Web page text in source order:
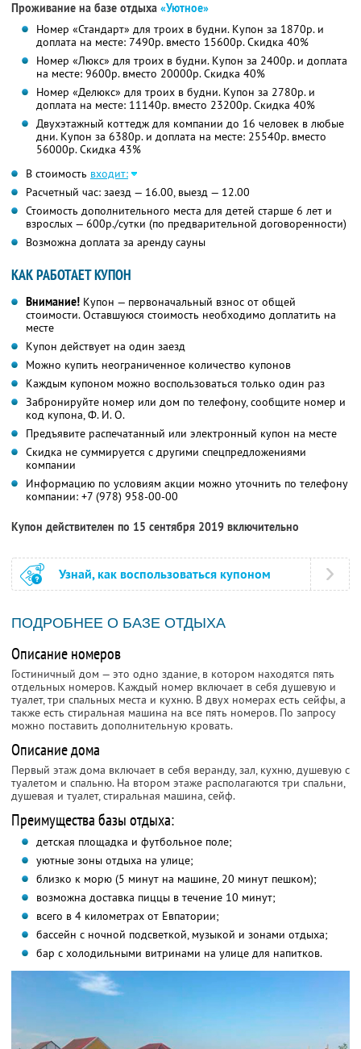
Проживание на базе отдыха «Уютное»
Номер «Стандарт» для троих в будни. Купон за 1870р. и
доплата на месте: 7490р. вместо 15600р. Скидка 40%
Номер «Люкс» для троих в будни. Купон за 2400р. и доплата
на месте: 9600р. вместо 20000р. Скидка 40%
Номер «Делюкс» для троих в будни. Купон за 2780р. и
доплата на месте: 11140р. вместо 23200р. Скидка 40%
Двухэтажный коттедж для компании до 16 человек в любые
дни. Купон за 6380р. и доплата на месте: 25540р. вместо
56000р. Скидка 43%
В стоимость входит:
Расчетный час: заезд — 16.00, выезд — 12.00
Стоимость дополнительного места для детей старше 6 лет и
взрослых — 600р./сутки (по предварительной договоренности)
Возможна доплата за аренду сауны
КАК РАБОТАЕТ КУПОН
Внимание! Купон — первоначальный взнос от общей
стоимости. Оставшуюся стоимость необходимо доплатить на
месте
Купон действует на один заезд
Можно купить неограниченное количество купонов
Каждым купоном можно воспользоваться только один раз
Забронируйте номер или дом по телефону, сообщите номер и
код купона,Ф. И. О.
Предъявите распечатанный или электронный купон на месте
Скидка не суммируется с другими спецпредложениями
компании
Информацию по условиям акции можно уточнить по телефону
компании: +7 (978) 958-00-00
Купон действителен по 15 сентября 2019 включительно
Узнай, как воспользоваться купоном
ПОДРОБНЕЕ О БАЗЕ ОТДЫХА
Описание номеров
Гостиничный дом — это одно здание, в котором находятся пять
отдельных номеров. Каждый номер включает в себя душевую и
туалет, три спальных места и кухню. В двух номерах есть сейфы, а
также есть стиральная машина на все пять номеров. По запросу
можно поставить дополнительную кровать.
Описание дома
Первый этаж дома включает в себя веранду, зал, кухню, душевую с
туалетом и спальню. На втором этаже располагаются три спальни,
душевая и туалет, стиральная машина, сейф.
Преимущества базы отдыха:
детская площадка и футбольное поле;
уютные зоны отдыха на улице;
близко к морю (5 минут на машине, 20 минут пешком);
возможна доставка пиццы в течение 10 минут;
всего в 4 километрах от Евпатории;
бассейн с ночной подсветкой, музыкой и зонами отдыха;
бар с холодильными витринами на улице для напитков.